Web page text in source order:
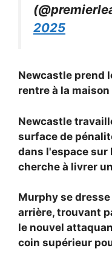
2025
Newcastle prend
rentre à la
Newcastle
surface de
dans l'espace
cherche à livrer
Murphy se
arrière, trouvant
le nouvel
coin supérieur